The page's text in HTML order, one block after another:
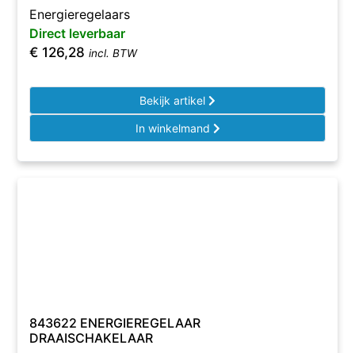
Energieregelaars
Direct leverbaar
€ 126,28 incl. BTW
Bekijk artikel
In winkelmand
843622 ENERGIEREGELAAR
DRAAISCHAKELAAR